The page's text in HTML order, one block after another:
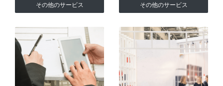
その他のサービス その他のサービス